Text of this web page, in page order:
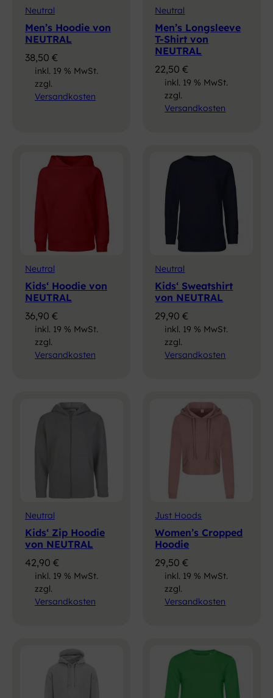
Neutral
Men’s Hoodie von
NEUTRAL
38,50 €
inkl. 19 % MwSt.
zzgl.
Versandkosten
Neutral
Men’s Longsleeve
T-Shirt von
NEUTRAL
22,50€
inkl. 19 % MwSt.
zzgl.
Versandkosten
Neutral
Kids‘ Hoodie von
NEUTRAL
36,90 €
inkl. 19 % MwSt.
zzgl.
Versandkosten
Neutral
Kids‘ Sweatshirt
von NEUTRAL
29,90€
inkl. 19 % MwSt.
zzgl.
Versandkosten
Neutral
Kids‘ Zip Hoodie
von NEUTRAL
42,90 €
inkl. 19 % MwSt.
zzgl.
Versandkosten
Just Hoods
Women’s Cropped
Hoodie
29,50€
inkl. 19 % MwSt.
zzgl.
Versandkosten